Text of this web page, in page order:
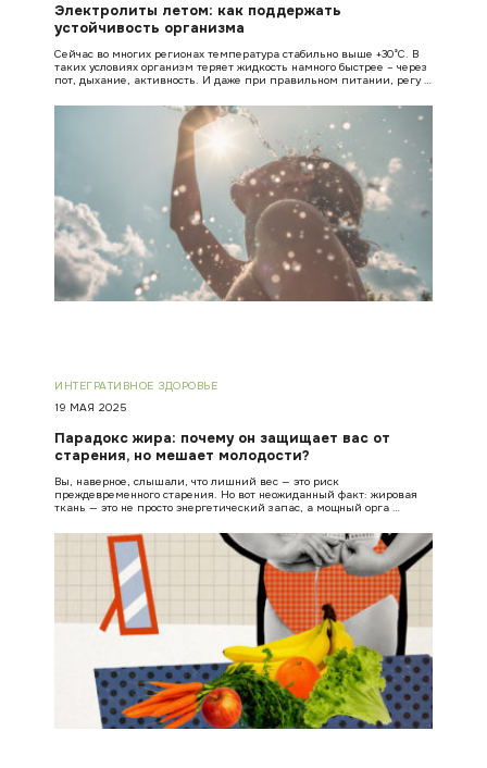
Электролиты летом: как поддержать
устойчивость организма
Сейчас во многих регионах температура стабильно выше +30°C. В
таких условиях организм теряет жидкость намного быстрее – через
пот, дыхание, активность. И даже при правильном питании, регу …
ИНТЕГРАТИВНОЕ ЗДОРОВЬЕ
19 МАЯ 2025
Парадокс жира: почему он защищает вас от
старения, но мешает молодости?
Вы, наверное, слышали, что лишний вес — это риск
преждевременного старения. Но вот неожиданный факт: жировая
ткань — это не просто энергетический запас, а мощный орга …